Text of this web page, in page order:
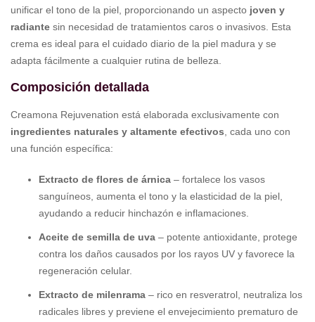
unificar el tono de la piel, proporcionando un aspecto joven y
radiante sin necesidad de tratamientos caros o invasivos. Esta
crema es ideal para el cuidado diario de la piel madura y se
adapta fácilmente a cualquier rutina de belleza.
Composición detallada
Creamona Rejuvenation está elaborada exclusivamente con
ingredientes naturales y altamente efectivos , cada uno con
una función específica:
Extracto de flores de árnica – fortalece los vasos
sanguíneos, aumenta el tono y la elasticidad de la piel,
ayudando a reducir hinchazón e inflamaciones.
Aceite de semilla de uva – potente antioxidante, protege
contra los daños causados por los rayos UV y favorece la
regeneración celular.
Extracto de milenrama – rico en resveratrol, neutraliza los
radicales libres y previene el envejecimiento prematuro de